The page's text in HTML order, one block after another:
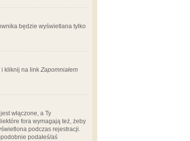
będzie wyświetlana tylko
i kliknij na link Zapomniałem
włączone, a Ty
fora wymagają też, żeby
podczas rejestracji.
podałeś/aś